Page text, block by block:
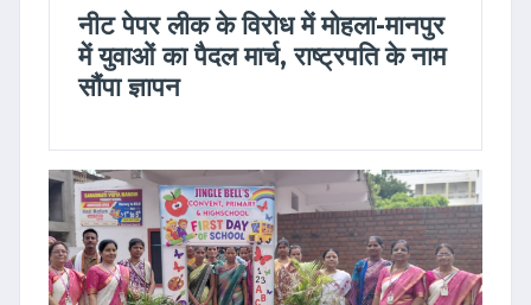
नीट पेपर लीक के विरोध में मोहला-मानपुर
में युवाओं का पैदल मार्च, राष्ट्रपति के नाम
सौंपा ज्ञापन